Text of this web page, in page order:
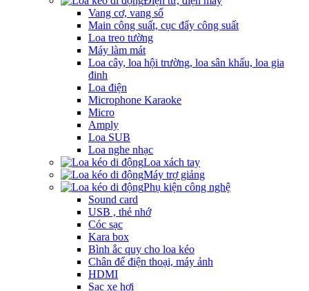
Vang cơ, vang số
Main công suất, cục đẩy công suất
Loa treo tường
Máy làm mát
Loa cây, loa hội trường, loa sân khấu, loa gia
đinh
Loa điện
Microphone Karaoke
Micro
Amply
Loa SUB
Loa nghe nhạc
Loa xách tay
Máy trợ giảng
Phụ kiện công nghệ
Sound card
USB , thẻ nhớ
Cóc sạc
Kara box
Bình ắc quy cho loa kéo
Chân để điện thoại, máy ảnh
HDMI
Sạc xe hơi